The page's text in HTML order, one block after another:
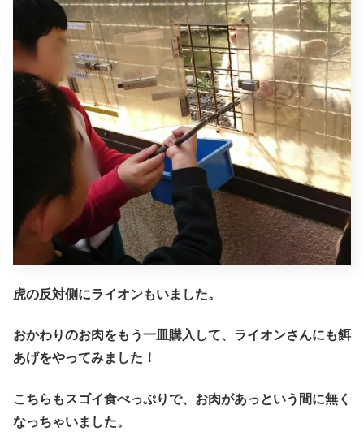
虎の反対側にライオンもいました。
おかわりのお肉をもう一皿購入して、ライオンさんにも餌
あげをやってみました！
こちらもスゴイ食べっぷりで、お肉があっという間に無く
なっちゃいました。